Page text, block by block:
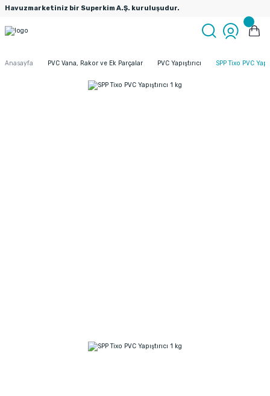
Havuzmarketiniz bir Superkim A.Ş. kuruluşudur.
Anasayfa PVC Vana, Rakor ve Ek Parçalar PVC Yapıştırıcı SPP Tixo PVC